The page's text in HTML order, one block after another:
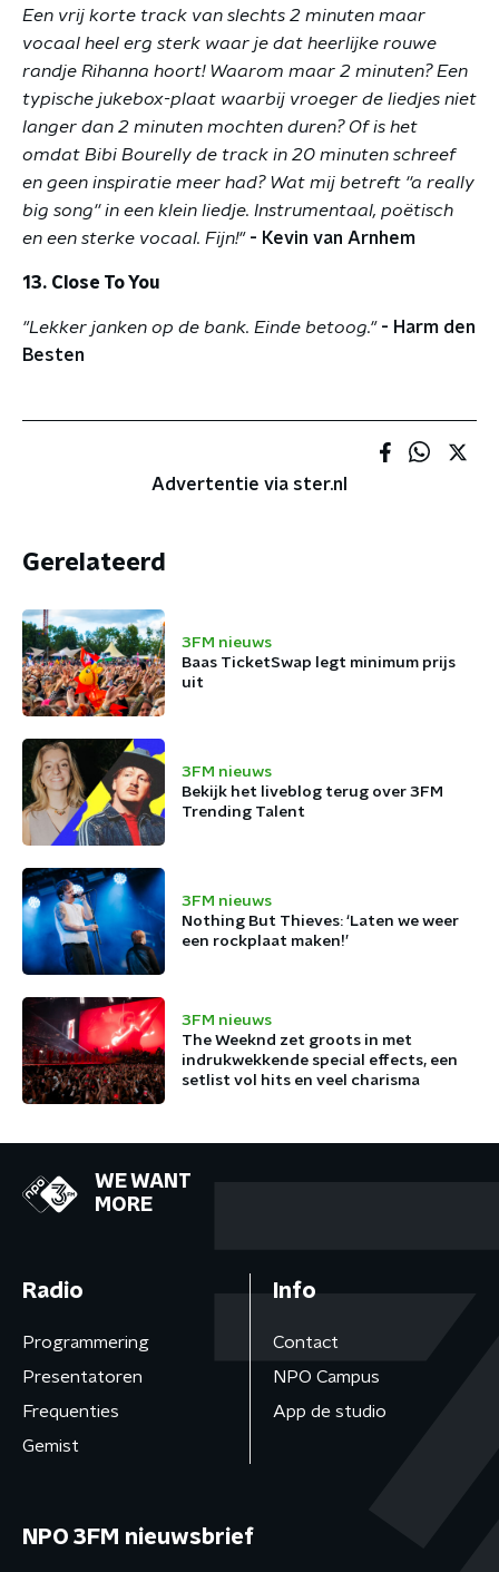
Een vrij korte track van slechts 2 minuten maar
vocaal heel erg sterk waar je dat heerlijke rouwe
randje Rihanna hoort! Waarom maar 2 minuten? Een
typische jukebox-plaat waarbij vroeger de liedjes niet
langer dan 2 minuten mochten duren? Of is het
omdat Bibi Bourelly de track in 20 minuten schreef
en geen inspiratie meer had? Wat mij betreft ''a really
big song'' in een klein liedje. Instrumentaal, poëtisch
en een sterke vocaal. Fijn!"- Kevin van Arnhem
13. Close To You
"Lekker janken op de bank. Einde betoog." - Harm den
Besten
Advertentie via ster.nl
Gerelateerd
3FM nieuws
Baas TicketSwap legt minimum prijs
uit
3FM nieuws
Bekijk het liveblog terug over 3FM
Trending Talent
3FM nieuws
Nothing But Thieves: ‘Laten we weer
een rockplaat maken!’
3FM nieuws
The Weeknd zet groots in met
indrukwekkende special effects, een
setlist vol hits en veel charisma
WE WANT
MORE
Radio
Programmering
Presentatoren
Frequenties
Gemist
Info
Contact
NPO Campus
App de studio
NPO 3FM nieuwsbrief